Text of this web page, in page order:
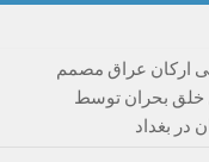
ارکان عراق مصمم
خلق بحران توسط
در بغداد